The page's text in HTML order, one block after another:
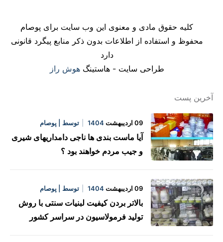
کلیه حقوق مادی و معنوی این وب سایت برای پوصام
محفوظ و استفاده از اطلاعات بدون ذکر منابع پیگرد قانونی
دارد
طراحی سایت - هاستینگهوش راز
آخرین پست
09 اردیبهشت 1404 توسط | پوصام
آیا ماست بندی ها ناجی دامداریهای شیری
و جیب مردم خواهند بود ؟
09 اردیبهشت 1404 توسط | پوصام
بالاتر بردن کیفیت لبنیات سنتی با روش
تولید فرمولاسیون در سراسر کشور